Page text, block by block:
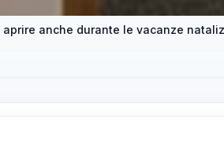
anche durante le vacanze